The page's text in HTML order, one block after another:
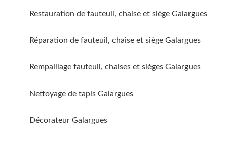
Restauration de fauteuil, chaise et siège Galargues
Réparation de fauteuil, chaise et siège Galargues
Rempaillage fauteuil, chaises et sièges Galargues
Nettoyage de tapis Galargues
Décorateur Galargues